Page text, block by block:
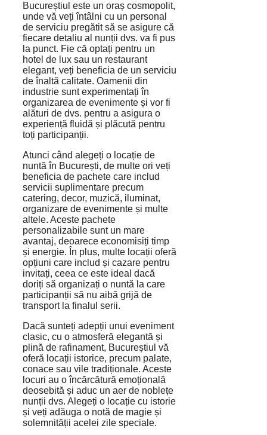
Bucureștiul este un oraș cosmopolit,
unde vă veți întâlni cu un personal
de serviciu pregătit să se asigure că
fiecare detaliu al nunții dvs. va fi pus
la punct. Fie că optați pentru un
hotel de lux sau un restaurant
elegant, veți beneficia de un serviciu
de înaltă calitate. Oamenii din
industrie sunt experimentați în
organizarea de evenimente și vor fi
alături de dvs. pentru a asigura o
experiență fluidă și plăcută pentru
toți participanții.
Atunci când alegeți o locație de
nuntă în București, de multe ori veți
beneficia de pachete care includ
servicii suplimentare precum
catering, decor, muzică, iluminat,
organizare de evenimente și multe
altele. Aceste pachete
personalizabile sunt un mare
avantaj, deoarece economisiți timp
și energie. În plus, multe locații oferă
opțiuni care includ și cazare pentru
invitați, ceea ce este ideal dacă
doriți să organizați o nuntă la care
participanții să nu aibă grijă de
transport la finalul serii.
Dacă sunteți adepții unui eveniment
clasic, cu o atmosferă elegantă și
plină de rafinament, Bucureștiul vă
oferă locații istorice, precum palate,
conace sau vile tradiționale. Aceste
locuri au o încărcătură emoțională
deosebită și aduc un aer de noblețe
nunții dvs. Alegeți o locație cu istorie
și veți adăuga o notă de magie și
solemnității acelei zile speciale.